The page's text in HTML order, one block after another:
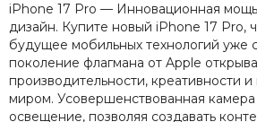
iPhone 17 Pro — Инновационная
дизайн. Купите новый iPhone 17 Pro,
будущее мобильных технологий уже
поколение флагмана от Apple
производительности, креативности
миром. Усовершенствованная
освещение, позволяя создавать